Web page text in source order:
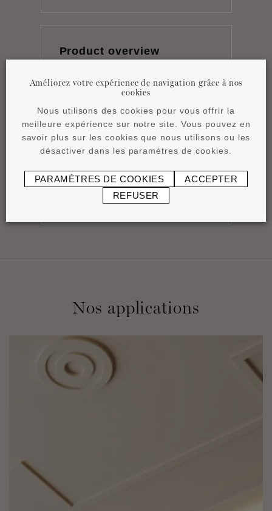
Product overview
Fiche technique
pdf 0,83 MB
Nos applications
Améliorez votre expérience de navigation grâce à nos
cookies
Nous utilisons des cookies pour vous offrir la
meilleure expérience sur notre site. Vous pouvez en
savoir plus sur les cookies que nous utilisons ou les
désactiver dans les paramètres de cookies.
PARAMÈTRES DE COOKIES
ACCEPTER
REFUSER